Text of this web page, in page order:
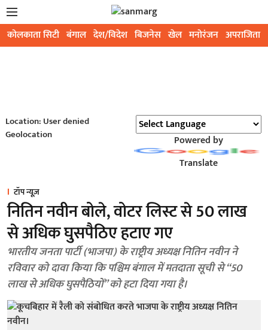
कोलकाता सिटी बंगाल देश/विदेश बिजनेस खेल मनोरंजन अपराजिता
Location: User denied
Geolocation
Powered by
Translate
टॉप न्यूज़
नितिन नवीन बोले, वोटर लिस्ट से 50 लाख
से अधिक घुसपैठिए हटाए गए
भारतीय जनता पार्टी (भाजपा) के राष्ट्रीय अध्यक्ष नितिन नवीन ने
रविवार को दावा किया कि पश्चिम बंगाल में मतदाता सूची से ‘‘50
लाख से अधिक घुसपैठियों’’ को हटा दिया गया है।